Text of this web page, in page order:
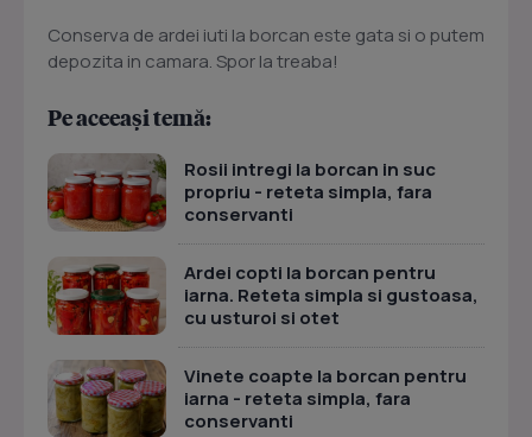
Conserva de ardei iuti la borcan este gata si o putem
depozita in camara. Spor la treaba!
Pe aceeași temă:
Rosii intregi la borcan in suc
propriu - reteta simpla, fara
conservanti
Ardei copti la borcan pentru
iarna. Reteta simpla si gustoasa,
cu usturoi si otet
Vinete coapte la borcan pentru
iarna - reteta simpla, fara
conservanti